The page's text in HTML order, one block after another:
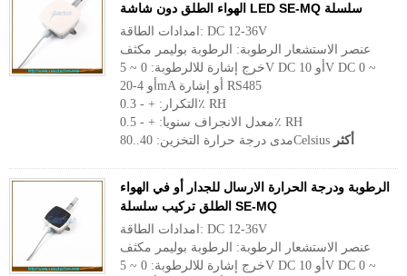
الهواء الطلق دون شاشة LED SE-MQ سلسلة
امدادات الطاقة: DC 12-36V
عنصر الاستشعار الرطوبة: الرطوبة بوليمر مكثف
خرج إشارة للالرطوبة: 0 ~ 5V DC أو 10V DC 0 ~
أو 4-20mA أو إشارة RS485
التكرار: + - 0.3٪ RH
معدل الانجراف سنويا: + - 0.5٪ RH
مدى درجة حرارة التخزين: 40..80Celsius أكثر
الرطوبة ودرجة الحرارة الارسال للجدار أو في الهواء
الطلق تركيب سلسلة SE-MQ
امدادات الطاقة: DC 12-36V
عنصر الاستشعار الرطوبة: الرطوبة بوليمر مكثف
خرج إشارة للالرطوبة: 0 ~ 5V DC أو 10V DC 0 ~